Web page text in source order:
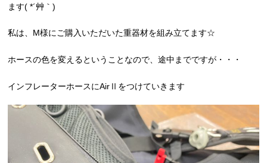
ます( *´艸｀)
私は、M様にご購入いただいた重器材を組み立てます☆
ホースの色を変えるということなので、途中までですが・・・
インフレーターホースにAirⅡをつけていきます